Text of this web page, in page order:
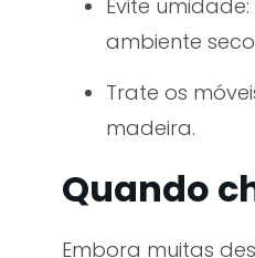
Evite umidade
ambiente
Trate os
madeira.
Quando
Embora muitas